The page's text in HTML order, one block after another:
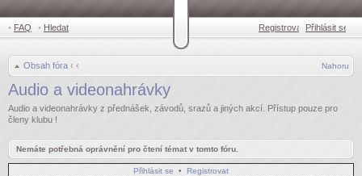
• FAQ • Hledat Registrovat •Přihlásit se
Obsah fóra ‹ ‹ Nahoru
Audio a videonahrávky
Audio a videonahrávky z přednášek, závodů, srazů a jiných akcí. Přístup pouze pro
členy klubu !
Nemáte potřebná oprávnění pro čtení témat v tomto fóru.
Přihlásit se • Registrovat